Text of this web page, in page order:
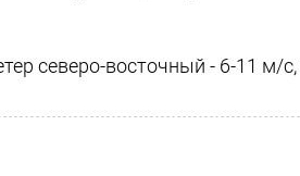
северо-восточный - 6-11 м/